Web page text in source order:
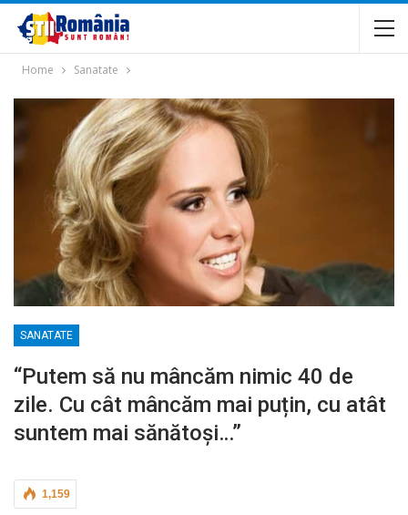
Home Sanatate
SANATATE
“Putem să nu mâncăm nimic 40 de
zile. Cu cât mâncăm mai puțin, cu atât
suntem mai sănătoși…”
1,159